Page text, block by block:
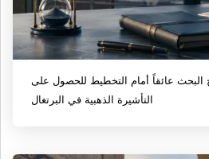
البحث عائقاً أمام التخطيط للحصول على
التأشيرة الذهبية في البرتغال